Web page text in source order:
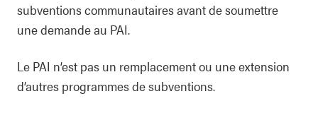
subventions communautaires avant de soumettre
une demande au PAI.
Le PAI n’est pas un remplacement ou une extension
d’autres programmes de subventions.